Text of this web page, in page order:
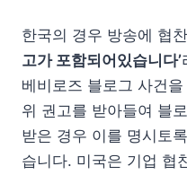
한국의 경우 방송에 협
고가 포함되어있습니다’
베비로즈 블로그 사건
위 권고를 받아들여 블
받은 경우 이를 명시토
습니다. 미국은 기업 협